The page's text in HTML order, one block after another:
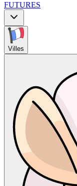
FUTURES
Villes